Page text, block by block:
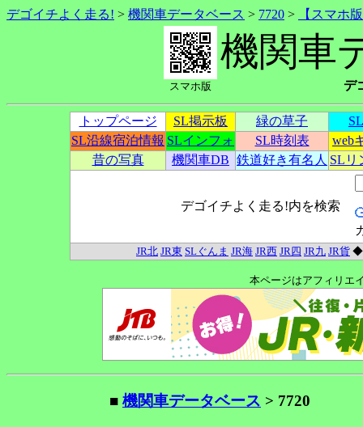
デゴイチよく走る! > 機関車データベース > 7720 > 【スマホ
スマホ版
機関車
デ
トップページ SL掲示板 緑の草子
SL沿線宿泊情報 SLインフォ SL時刻表
web
昔の写真
機関車DB 鉄道好き有名人 SLリ
デゴイチよく走る!内を検索
JR北 JR東 SLぐんま JR海 JR西 JR四 JR九 JR貨
本ページはアフィリエ
■ 機関車データベース > 7720